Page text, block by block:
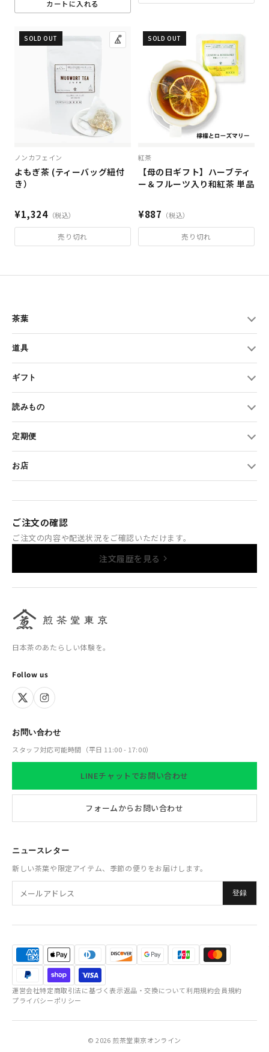
カートに入れる
SOLD OUT
ノンカフェイン
よもぎ茶 (ティーバッグ紐付
き）
¥1,324（税込）
売り切れ
SOLD OUT
紅茶
【母の日ギフト】ハーブティ
ー＆フルーツ入り和紅茶 単品
¥887 （税込）
売り切れ
茶葉
道具
ギフト
読みもの
定期便
お店
ご注文の確認
ご注文の内容や配送状況をご確認いただけます。
注文履歴を見る
日本茶のあたらしい体験を。
Follow us
お問い合わせ
スタッフ対応可能時間（平日 11:00 - 17:00）
LINEチャットでお問い合わせ
フォームからお問い合わせ
ニュースレター
新しい茶葉や限定アイテム、季節の便りをお届けします。
登録
運営会社特定商取引法に基づく表示返品・交換について利用規約会員規約
プライバシーポリシー
© 2026 煎茶堂東京オンライン